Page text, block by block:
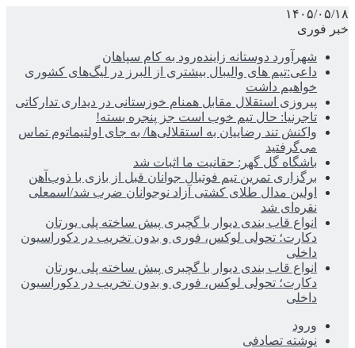
۱۴۰۵/۰۵/۱۸
خبر فوری
شهرآورد دوستانه زاینده‌رود به کام سپاهان
داعی:تیم های والیبال بیشتری از البرز در لیگ‌های کشوری
خواهیم داشت
پیروزی استقلال مقابل همنام خوزستانی در دیداری تدارکاتی
تاجرنیا: حال تیم خوب است جز پنجره بسته!
واکنش تند رضاییان به استقلالی‌ها/ به جای اولتیماتوم تماس
می‌گرفتید
باشگاه گل گهر: حقانیت ما اثبات شد
برگزاری تمرین تیم فوتبال جوانان قبل از بازی با ذوب‌آهن
اولین مدال طلای کشتی آزاد نوجوانان ضرب شد/اسمعلی
نقره‌ای شد
انواع قاب بندی دیوار با گچبری پیش ساخته پلی یورتان
دکارت؛ تحولی لوکس، فوری و بدون تخریب در دکوراسیون
داخلی
انواع قاب بندی دیوار با گچبری پیش ساخته پلی یورتان
دکارت؛ تحولی لوکس، فوری و بدون تخریب در دکوراسیون
داخلی
ورود
نوشته تصادفی